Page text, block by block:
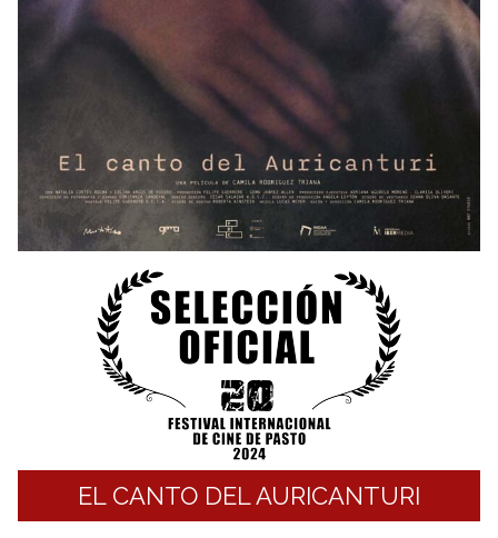
EL CANTO DEL AURICANTURI